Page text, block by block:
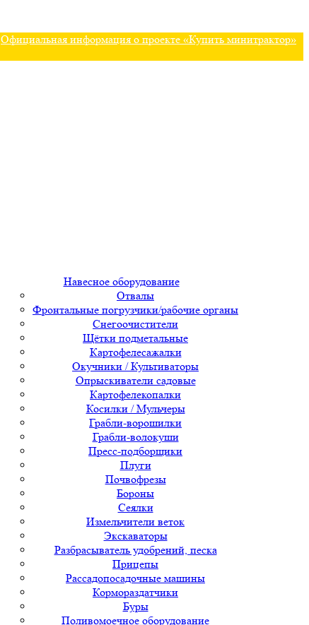
Официальная информация о проекте «Купить минитрактор»
Навесное оборудование
Отвалы
Фронтальные погрузчики/рабочие органы
Снегоочистители
Щётки подметальные
Картофелесажалки
Окучники / Культиваторы
Опрыскиватели садовые
Картофелекопалки
Косилки / Мульчеры
Грабли-ворошилки
Грабли-волокуши
Пресс-подборщики
Плуги
Почвофрезы
Бороны
Сеялки
Измельчители веток
Экскаваторы
Разбрасыватель удобрений, песка
Прицепы
Рассадопосадочные машины
Кормораздатчики
Буры
Поливомоечное оборудование